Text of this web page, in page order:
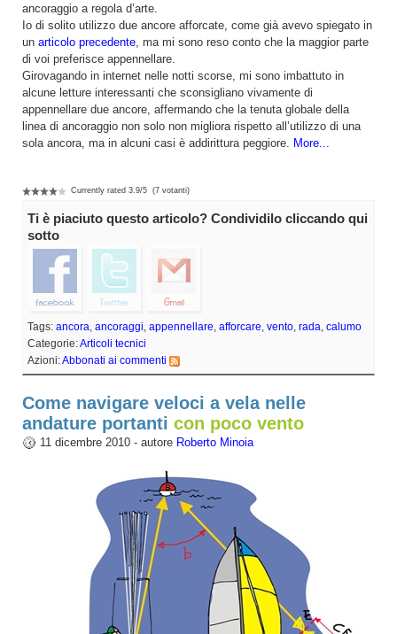
ancoraggio a regola d’arte.
Io di solito utilizzo due ancore afforcate, come già avevo spiegato in
un articolo precedente, ma mi sono reso conto che la maggior parte
di voi preferisce appennellare.
Girovagando in internet nelle notti scorse, mi sono imbattuto in
alcune letture interessanti che sconsigliano vivamente di
appennellare due ancore, affermando che la tenuta globale della
linea di ancoraggio non solo non migliora rispetto all’utilizzo di una
sola ancora, ma in alcuni casi è addirittura peggiore. More...
Currently rated 3.9/5 (7 votanti)
Ti è piaciuto questo articolo? Condividilo cliccando qui
sotto
Tags: ancora, ancoraggi, appennellare, afforcare, vento, rada, calumo
Categorie:Articoli tecnici
Azioni:Abbonati ai commenti
Come navigare veloci a vela nelle
andature portanti con poco vento
11 dicembre 2010 - autore Roberto Minoia